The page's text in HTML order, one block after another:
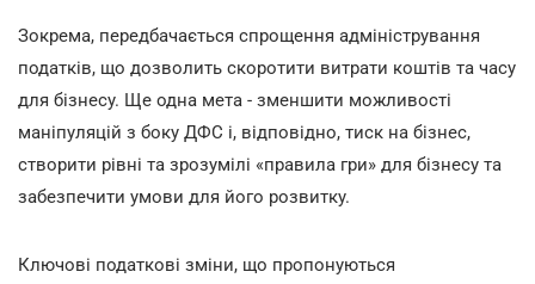
Зокрема, передбачається спрощення адміністрування
податків, що дозволить скоротити витрати коштів та часу
для бізнесу. Ще одна мета - зменшити можливості
маніпуляцій з боку ДФС і, відповідно, тиск на бізнес,
створити рівні та зрозумілі «правила гри» для бізнесу та
забезпечити умови для його розвитку.
Ключові податкові зміни, що пропонуються